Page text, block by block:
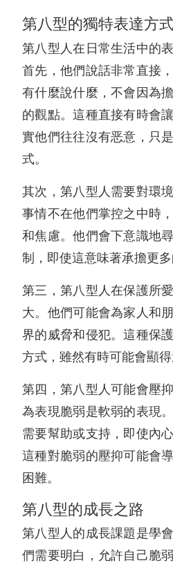
第八型的獨特表達方式
第八型人在日常生活中的
首先，他們說話非常直接
有什麼說什麼，不會因為
的觀點。這種直接有時會
實他們往往沒有恶意，只
式。
其次，第八型人需要對環
事情不在他們掌控之中時
和焦慮。他們會下意識地
制，即使這意味著承擔更多
第三，第八型人在保護所
大。他們可能會為家人和
界的威脅和侵犯。這種保
方式，雖然有時可能會顯得
第四，第八型人可能會壓
為表現脆弱是軟弱的表現
需要幫助或支持，即使內
這種對脆弱的壓抑可能會
困難。
第八型的成長之路
第八型人的成長課題是學
們需要明白，允許自己脆